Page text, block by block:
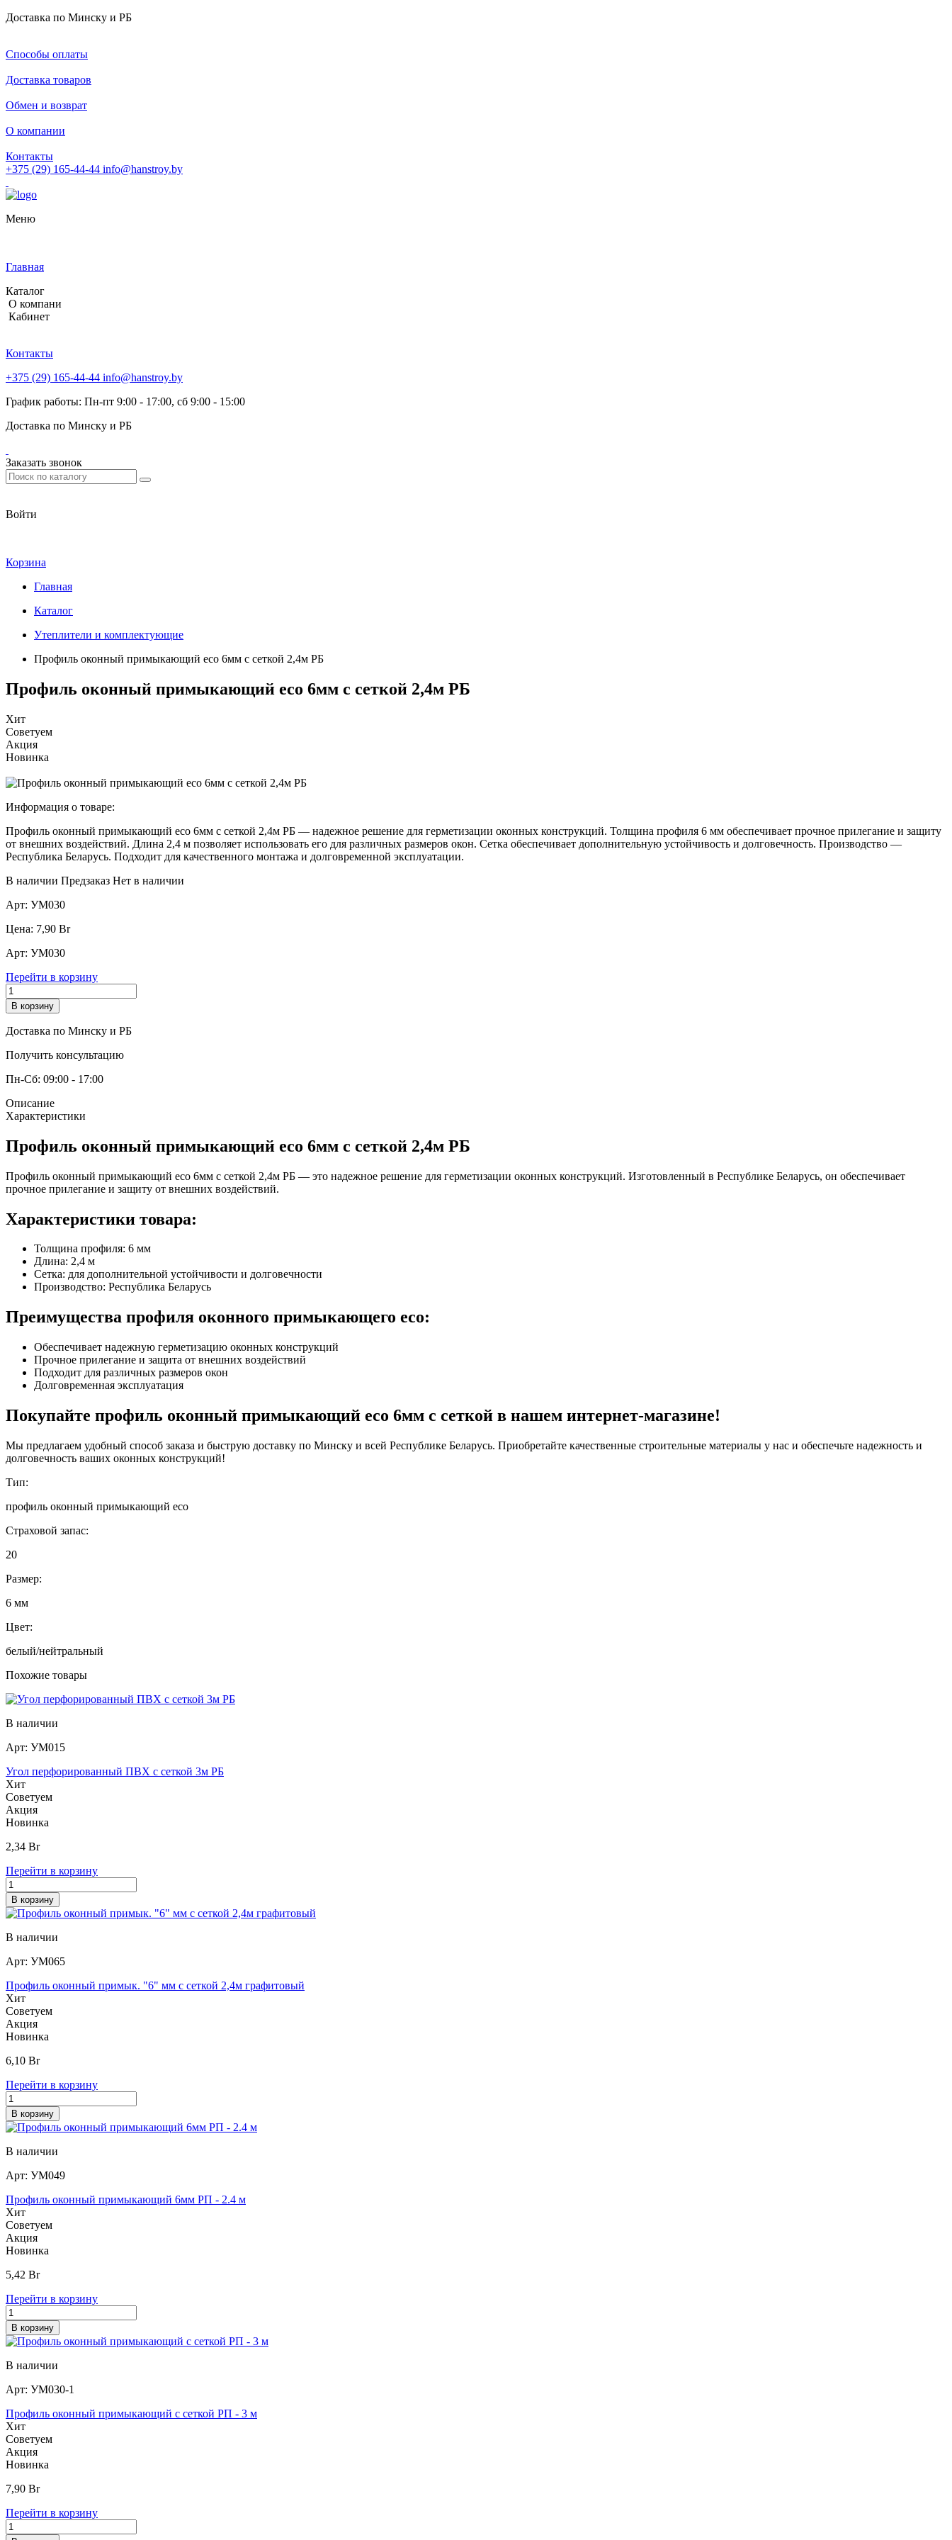
Доставка по Минску и РБ
Способы оплаты
Доставка товаров
Обмен и возврат
О компании
Контакты
+375 (29) 165-44-44 info@hanstroy.by
Меню
Главная
Каталог
О компани
Кабинет
Контакты
+375 (29) 165-44-44 info@hanstroy.by
График работы: Пн-пт 9:00 - 17:00, сб 9:00 - 15:00
Доставка по Минску и РБ
Заказать звонок
Войти
Корзина
Главная
Каталог
Утеплители и комплектующие
Профиль оконный примыкающий eco 6мм с сеткой 2,4м РБ
Профиль оконный примыкающий eco 6мм с сеткой 2,4м РБ
Хит
Советуем
Акция
Новинка
Информация о товаре:
Профиль оконный примыкающий eco 6мм с сеткой 2,4м РБ — надежное решение для герметизации оконных конструкций. Толщина профиля 6 мм обеспечивает прочное прилегание и защиту
от внешних воздействий. Длина 2,4 м позволяет использовать его для различных размеров окон. Сетка обеспечивает дополнительную устойчивость и долговечность. Производство —
Республика Беларусь. Подходит для качественного монтажа и долговременной эксплуатации.
В наличии Предзаказ Нет в наличии
Арт: УМ030
Цена: 7,90 Br
Арт: УМ030
Перейти в корзину
В корзину
Доставка по Минску и РБ
Получить консультацию
Пн-Сб: 09:00 - 17:00
Описание
Характеристики
Профиль оконный примыкающий eco 6мм с сеткой 2,4м РБ
Профиль оконный примыкающий eco 6мм с сеткой 2,4м РБ — это надежное решение для герметизации оконных конструкций. Изготовленный в Республике Беларусь, он обеспечивает
прочное прилегание и защиту от внешних воздействий.
Характеристики товара:
Толщина профиля: 6 мм
Длина: 2,4 м
Сетка: для дополнительной устойчивости и долговечности
Производство: Республика Беларусь
Преимущества профиля оконного примыкающего eco:
Обеспечивает надежную герметизацию оконных конструкций
Прочное прилегание и защита от внешних воздействий
Подходит для различных размеров окон
Долговременная эксплуатация
Покупайте профиль оконный примыкающий eco 6мм с сеткой в нашем интернет-магазине!
Мы предлагаем удобный способ заказа и быструю доставку по Минску и всей Республике Беларусь. Приобретайте качественные строительные материалы у нас и обеспечьте надежность и
долговечность ваших оконных конструкций!
Тип:
профиль оконный примыкающий eco
Страховой запас:
20
Размер:
6 мм
Цвет:
белый/нейтральный
Похожие товары
В наличии
Арт: УМ015
Угол перфорированный ПВХ с сеткой 3м РБ
Хит
Советуем
Акция
Новинка
2,34 Br
Перейти в корзину
В корзину
В наличии
Арт: УМ065
Профиль оконный примык. "6" мм с сеткой 2,4м графитовый
Хит
Советуем
Акция
Новинка
6,10 Br
Перейти в корзину
В корзину
В наличии
Арт: УМ049
Профиль оконный примыкающий 6мм РП - 2.4 м
Хит
Советуем
Акция
Новинка
5,42 Br
Перейти в корзину
В корзину
В наличии
Арт: УМ030-1
Профиль оконный примыкающий с сеткой РП - 3 м
Хит
Советуем
Акция
Новинка
7,90 Br
Перейти в корзину